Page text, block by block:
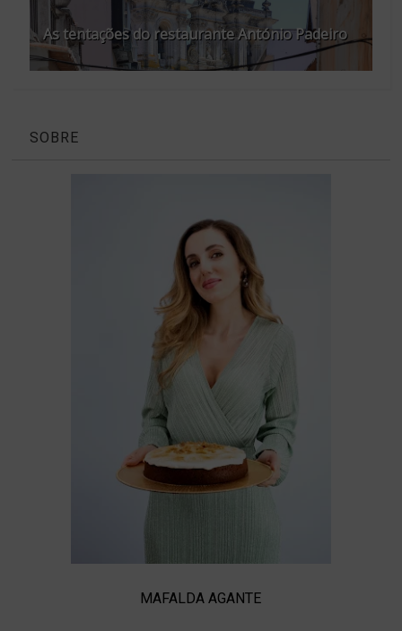
As tentações do restaurante António Padeiro
SOBRE
MAFALDA AGANTE